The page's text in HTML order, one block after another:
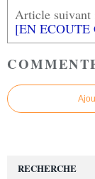
RECHERCHE